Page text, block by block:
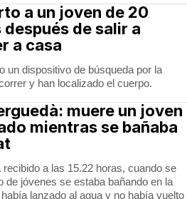
a un joven de 20
después de salir a
a casa
un dispositivo de búsqueda por la
y han localizado el cuerpo.
muere un joven
mientras se bañaba
a las 15.22 horas, cuando se
de jóvenes se estaba bañando en la
lanzado al agua y no había vuelto